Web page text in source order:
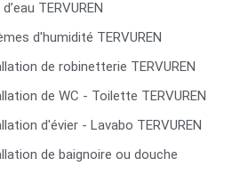
TERVUREN
d'humidité TERVUREN
de robinetterie TERVUREN
de WC - Toilette TERVUREN
d'évier - Lavabo TERVUREN
de baignoire ou douche